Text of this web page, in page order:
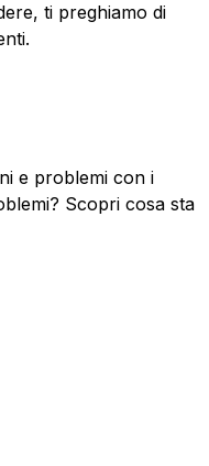
ti preghiamo di
e problemi con i
Scopri cosa sta